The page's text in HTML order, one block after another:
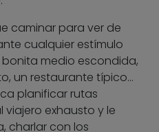
caminar para ver de
cualquier estímulo
medio escondida,
un restaurante típico…
planificar rutas
viajero exhausto y le
charlar con los